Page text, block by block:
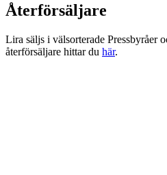
Återförsäljare
Lira säljs i välsorterade Pressbyråer
återförsäljare hittar du här.